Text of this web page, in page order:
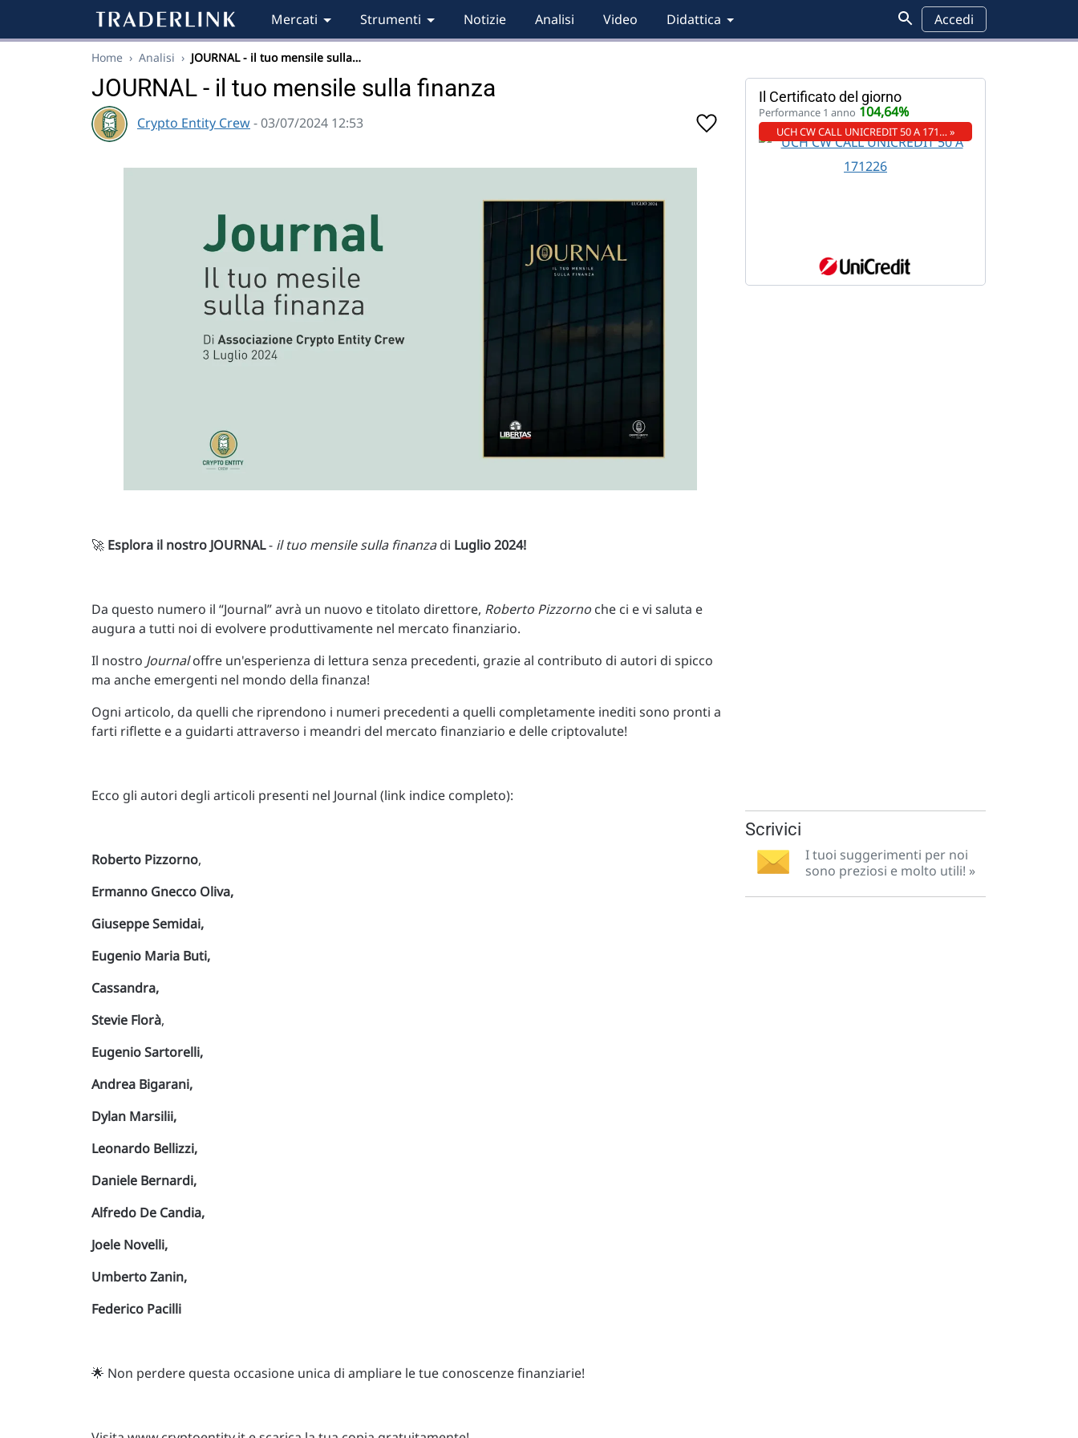
Mercati Strumenti Notizie Analisi Video Didattica Accedi
Home › Analisi › JOURNAL - il tuo mensile sulla…
JOURNAL - il tuo mensile sulla finanza
Crypto Entity Crew- 03/07/2024 12:53
🚀 Esplora il nostro JOURNAL- il tuo mensile sulla finanzadi Luglio 2024!
Da questo numero il “Journal” avrà un nuovo e titolato direttore, Roberto Pizzorno che ci e vi saluta e
augura a tutti noi di evolvere produttivamente nel mercato finanziario.
Il nostro Journaloffre un'esperienza di lettura senza precedenti, grazie al contributo di autori di spicco
ma anche emergenti nel mondo della finanza!
Ogni articolo, da quelli che riprendono i numeri precedenti a quelli completamente inediti sono pronti a
farti riflette e a guidarti attraverso i meandri del mercato finanziario e delle criptovalute!
Ecco gli autori degli articoli presenti nel Journal (link indice completo):
Roberto Pizzorno,
Ermanno Gnecco Oliva,
Giuseppe Semidai,
Eugenio Maria Buti,
Cassandra,
Stevie Florà,
Eugenio Sartorelli,
Andrea Bigarani,
Dylan Marsilii,
Leonardo Bellizzi,
Daniele Bernardi,
Alfredo De Candia,
Joele Novelli,
Umberto Zanin,
Federico Pacilli
🌟 Non perdere questa occasione unica di ampliare le tue conoscenze finanziarie!
Il Certificato del giorno
Performance 1 anno 104,64%
UCH CW CALL UNICREDIT 50 A 171… »
Scrivici
I tuoi suggerimenti per noi
sono preziosi e molto utili! »